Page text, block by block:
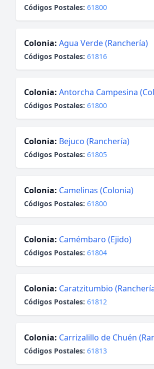
Códigos Postales: 61800
Colonia: Agua Verde (Ranchería)
Códigos Postales: 61816
Colonia: Antorcha Campesina
Códigos Postales: 61800
Colonia: Bejuco (Ranchería)
Códigos Postales: 61805
Colonia: Camelinas (Colonia)
Códigos Postales: 61800
Colonia: Camémbaro (Ejido)
Códigos Postales: 61804
Colonia: Caratzitumbio
Códigos Postales: 61812
Colonia: Carrizalillo de Chuén
Códigos Postales: 61813